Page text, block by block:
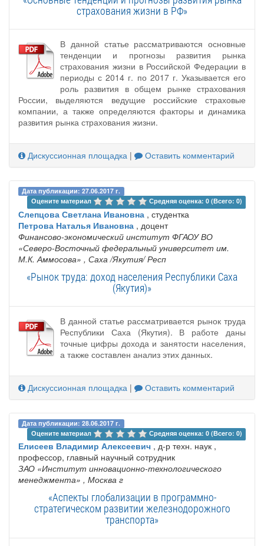
страхования жизни в РФ»
В данной статье рассматриваются основные
тенденции и прогнозы развития рынка
страхования жизни в Российской Федерации в
периоды с 2014 г. по 2017 г. Указывается его
роль развития в общем рынке страхования
России, выделяются ведущие российские страховые
компании, а также определяются факторы и динамика
развития рынка страхования жизни.
Дискуссионная площадка | Оставить комментарий
Дата публикации: 27.06.2017 г.
Оцените материал
Средняя оценка: 0 (Всего: 0)
Слепцова Светлана Ивановна , студентка
Петрова Наталья Ивановна , доцент
Финансово-экономический институт ФГАОУ ВО
«Северо-Восточный федеральный университет им.
М.К. Аммосова» , Саха /Якутия/ Респ
«Рынок труда: доход населения Республики Саха
(Якутия)»
В данной статье рассматривается рынок труда
Республики Саха (Якутия). В работе даны
точные цифры дохода и занятости населения,
а также составлен анализ этих данных.
Дискуссионная площадка | Оставить комментарий
Дата публикации: 28.06.2017 г.
Оцените материал
Средняя оценка: 0 (Всего: 0)
Елисеев Владимир Алексеевич , д-р техн. наук ,
профессор, главный научный сотрудник
ЗАО «Институт инновационно-технологического
менеджмента» , Москва г
«Аспекты глобализации в программно-
стратегическом развитии железнодорожного
транспорта»